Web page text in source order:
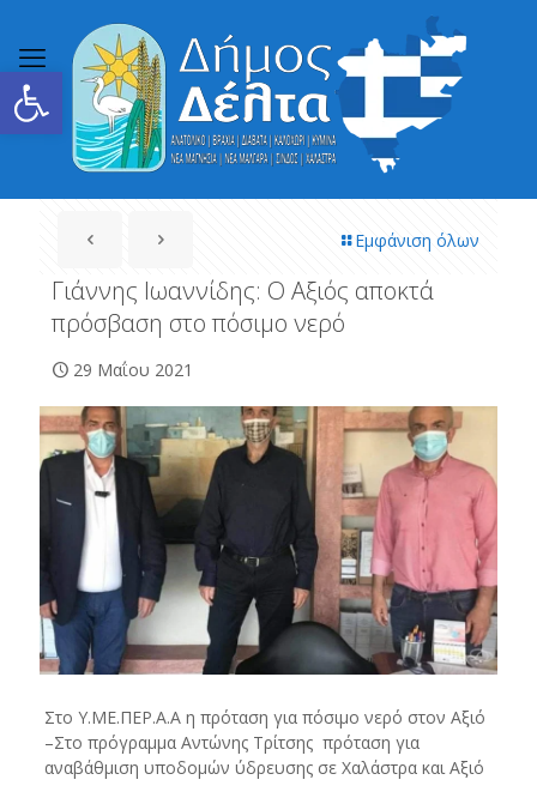
Ανοίξτε τη γραμμή εργαλείων
Εμφάνιση όλων
Γιάννης Ιωαννίδης: Ο Αξιός αποκτά
πρόσβαση στο πόσιμο νερό
29 Μαΐου 2021
Στο Υ.ΜΕ.ΠΕΡ.Α.Α η πρόταση για πόσιμο νερό στον Αξιό
–Στο πρόγραμμα Αντώνης Τρίτσης πρόταση για
αναβάθμιση υποδομών ύδρευσης σε Χαλάστρα και Αξιό